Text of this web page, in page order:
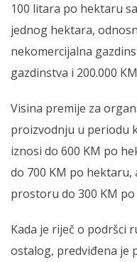
100 litara po hektaru
jednog hektara,
nekomercijalna
gazdinstva i 200.000
Visina premije za
proizvodnju u periodu
iznosi do 600 KM po
do 700 KM po
prostoru do 300 KM
Kada je riječ o podršci
ostalog, predviđena je